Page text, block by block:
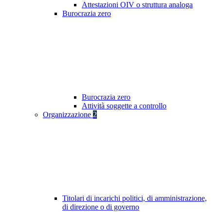
Attestazioni OIV o struttura analoga
Burocrazia zero
Burocrazia zero
Attività soggette a controllo
Organizzazione 2
Titolari di incarichi politici, di amministrazione,
di direzione o di governo